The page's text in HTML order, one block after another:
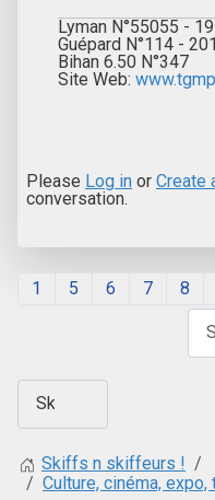
Lyman N°55055 -
Guépard N°114 -
Bihan 6.50 N°347
Site Web:
Please Log in or Create
conversation.
1 5 6 7 8
Skiffs n skiffeurs !
Culture, cinéma,